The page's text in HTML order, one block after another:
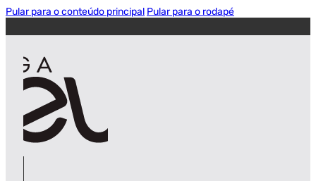
Pular para o conteúdo principal Pular para o rodapé